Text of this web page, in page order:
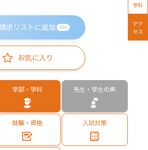
求リストに追加 無料
お気に入り
学部・学科 先生・学生の声
就職・資格 入試対策
学科
アク
セス